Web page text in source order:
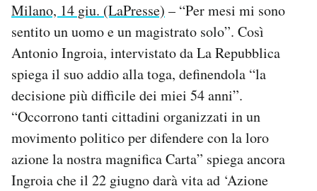
NEWSLETTER
I MIEI PREFERITI
SHOP
CALENDARIO
Milano, 14 giu. (LaPresse) – “Per mesi mi sono
sentito un uomo e un magistrato solo”. Così
Antonio Ingroia, intervistato da La Repubblica
spiega il suo addio alla toga, definendola “la
decisione più difficile dei miei 54 anni”.
“Occorrono tanti cittadini organizzati in un
movimento politico per difendere con la loro
azione la nostra magnifica Carta” spiega ancora
Ingroia che il 22 giugno darà vita ad ‘Azione